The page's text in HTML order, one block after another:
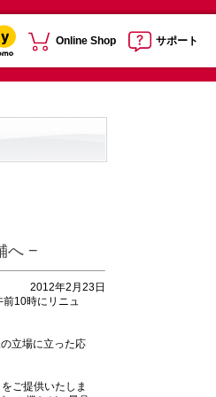
Online Shop サポート
へ −
2012年2月23日
10時にリニュ
立場に立った応
ご提供いたしま